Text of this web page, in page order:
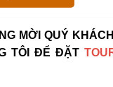
MỜI QUÝ
TÔI ĐỂ ĐẶT